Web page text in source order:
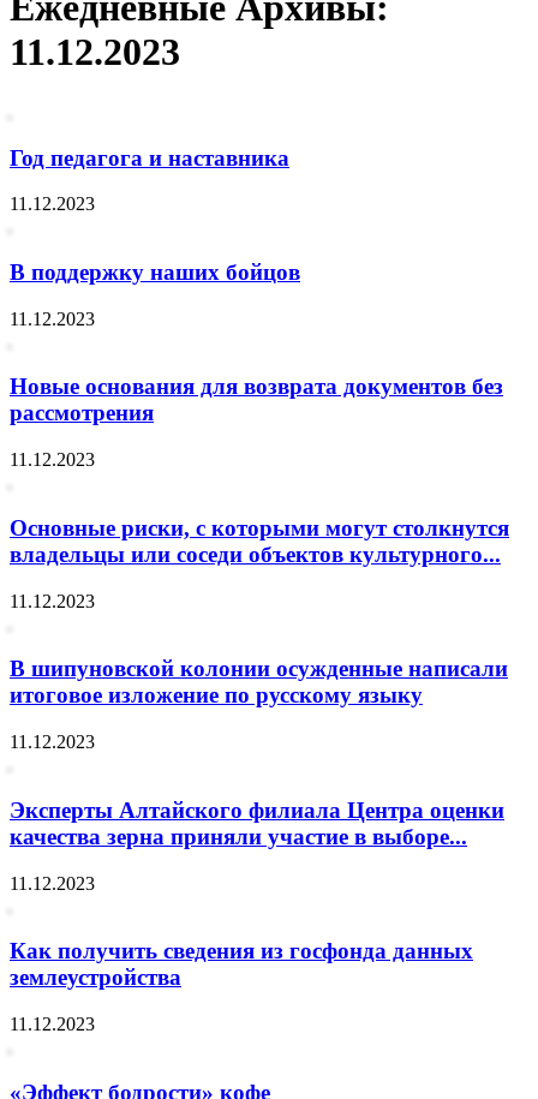
11.12.2023
Год педагога и наставника
11.12.2023
В поддержку наших бойцов
11.12.2023
Новые основания для возврата документов без
рассмотрения
11.12.2023
Основные риски, с которыми могут столкнутся
владельцы или соседи объектов культурного...
11.12.2023
В шипуновской колонии осужденные написали
итоговое изложение по русскому языку
11.12.2023
Эксперты Алтайского филиала Центра оценки
качества зерна приняли участие в выборе...
11.12.2023
Как получить сведения из госфонда данных
землеустройства
11.12.2023
«Эффект бодрости» кофе